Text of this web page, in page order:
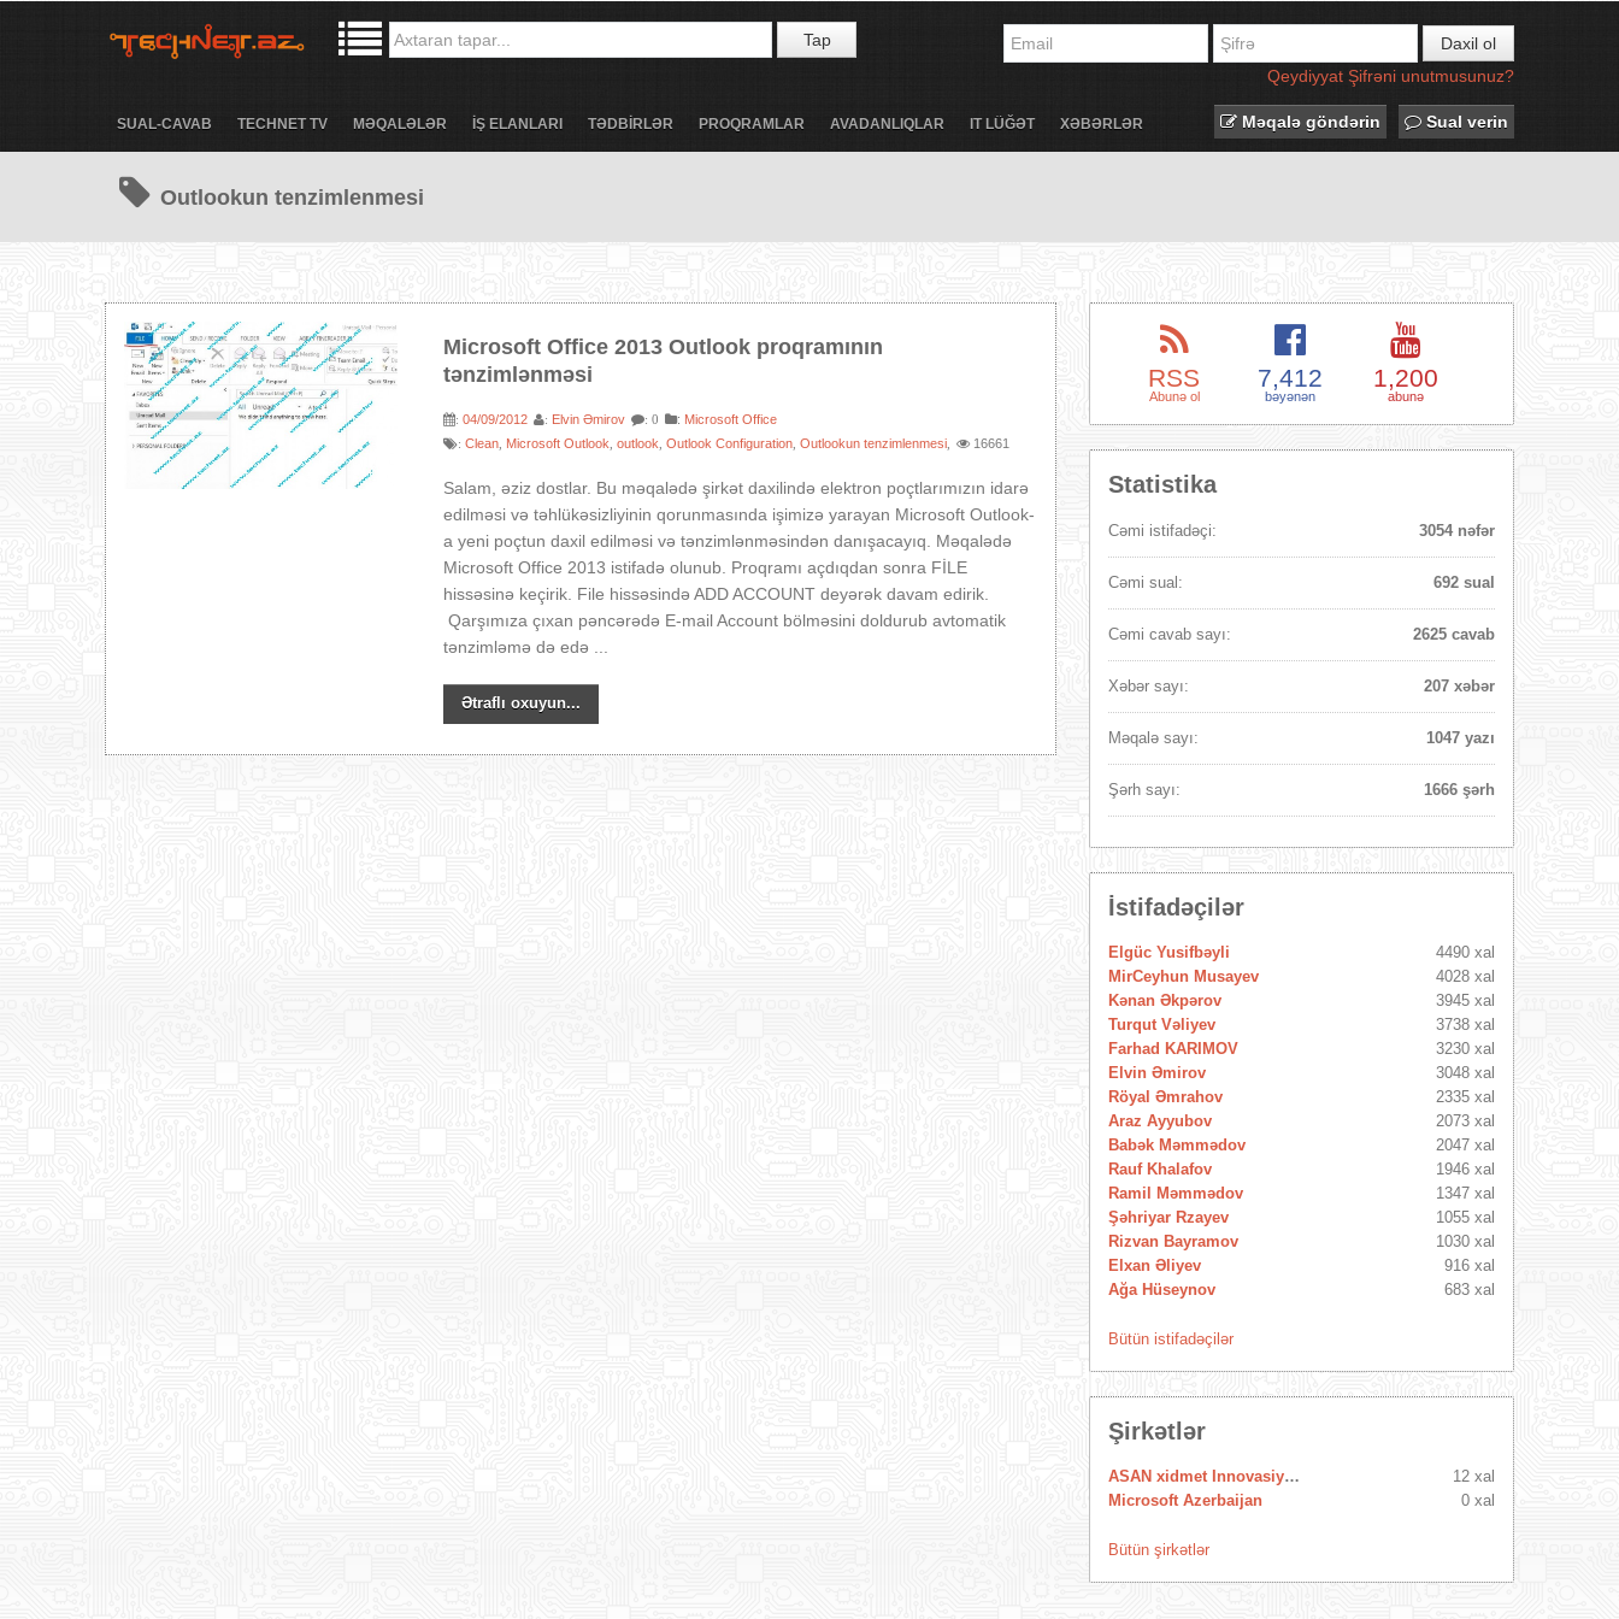
Tap
Daxil ol
Qeydiyyat Şifrəni unutmusunuz?
SUAL-CAVAB TECHNET TV MƏQALƏLƏR İŞ ELANLARI TƏDBİRLƏR PROQRAMLAR AVADANLIQLAR IT LÜĞƏT XƏBƏRLƏR Məqalə göndərin Sual verin
Outlookun tenzimlenmesi
Microsoft Office 2013 Outlook proqramının
tənzimlənməsi
:04/09/2012 : Elvin Əmirov : 0 : Microsoft Office
:Clean Microsoft Outlook ,outlook ,Outlook Configuration ,Outlookun tenzimlenmesi 16661
Salam, əziz dostlar. Bu məqalədə şirkət daxilində elektron poçtlarımızın idarə
edilməsi və təhlükəsizliyinin qorunmasında işimizə yarayan Microsoft Outlook-
a yeni poçtun daxil edilməsi və tənzimlənməsindən danışacayıq. Məqalədə
Microsoft Office 2013 istifadə olunub. Proqramı açdıqdan sonra FİLE
hissəsinə keçirik. File hissəsində ADD ACCOUNT deyərək davam edirik.
Qarşımıza çıxan pəncərədə E-mail Account bölməsini doldurub avtomatik
tənzimləmə də edə ...
Ətraflı oxuyun...
RSS
Abunə ol
7,412
bəyənən
1,200
abunə
Statistika
Cəmi istifadəçi: 3054 nəfər
Cəmi sual: 692 sual
Cəmi cavab sayı: 2625 cavab
Xəbər sayı: 207 xəbər
Məqalə sayı: 1047 yazı
Şərh sayı: 1666 şərh
İstifadəçilər
Elgüc Yusifbəyli
4490 xal
MirCeyhun Musayev
4028 xal
Kənan Əkpərov
3945 xal
Turqut Vəliyev
3738 xal
Farhad KARIMOV
3230 xal
Elvin Əmirov
3048 xal
Röyal Əmrahov
2335 xal
Araz Ayyubov
2073 xal
Babək Məmmədov
2047 xal
Rauf Khalafov
1946 xal
Ramil Məmmədov
1347 xal
Şəhriyar Rzayev
1055 xal
Rizvan Bayramov
1030 xal
Elxan Əliyev
916 xal
Ağa Hüseynov
683 xal
Bütün istifadəçilər
Şirkətlər
ASAN xidmet Innovasiya Mərkəzi
12 xal
Microsoft Azerbaijan
0 xal
Bütün şirkətlər